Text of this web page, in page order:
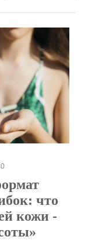
что
кожи -